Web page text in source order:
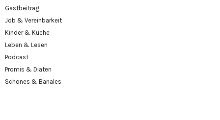
Gastbeitrag
Job & Vereinbarkeit
Kinder & Küche
Leben & Lesen
Podcast
Promis & Diäten
Schönes & Banales